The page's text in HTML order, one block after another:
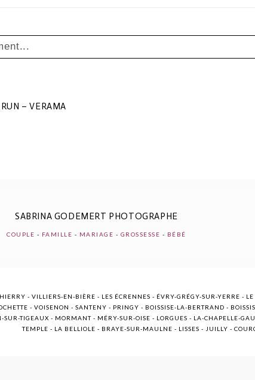
– VERAMA
SABRINA GODEMERT PHOTOGRAPHE
COUPLE - FAMILLE - MARIAGE - GROSSESSE - BÉBÉ
- VILLIERS-EN-BIÈRE - LES ÉCRENNES - ÉVRY-GRÉGY-SUR-YERRE -
- VOISENON - SANTENY - PRINGY - BOISSISE-LA-BERTRAND -
TIGEAUX - MORMANT - MÉRY-SUR-OISE - LORGUES - LA-CHAPELLE-
TEMPLE - LA BELLIOLE - BRAYE-SUR-MAULNE - LISSES - JUILLY -